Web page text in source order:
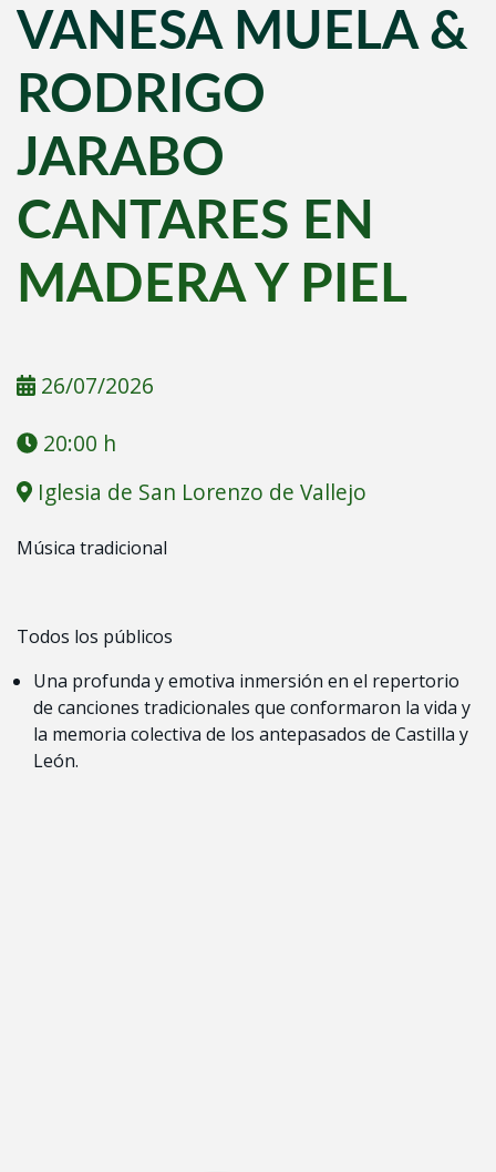
VANESA MUELA &
RODRIGO
JARABO
CANTARES EN
MADERA Y PIEL
26/07/2026
20:00 h
Iglesia de San Lorenzo de Vallejo
Música tradicional
Todos los públicos
Una profunda y emotiva inmersión en el repertorio
de canciones tradicionales que conformaron la vida y
la memoria colectiva de los antepasados de Castilla y
León.